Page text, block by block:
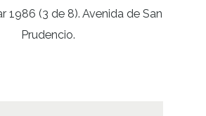
1986 (3 de 8). Avenida de San
Prudencio.